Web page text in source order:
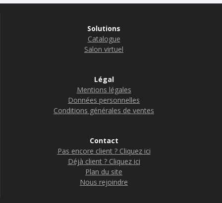
Solutions
Catalogue
Salon virtuel
Légal
Mentions légales
Données personnelles
Conditions générales de ventes
Contact
Pas encore client ? Cliquez ici
Déjà client ? Cliquez ici
Plan du site
Nous rejoindre